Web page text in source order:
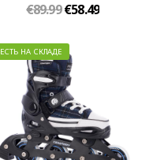
€89.99€58.49
ЕСТЬ НА СКЛАДЕ